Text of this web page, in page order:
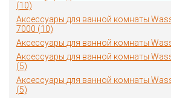
(10)
Аксессуары для ванной комнаты
7000 (10)
Аксессуары для ванной комнаты
Аксессуары для ванной комнаты
(5)
Аксессуары для ванной комнаты
(5)